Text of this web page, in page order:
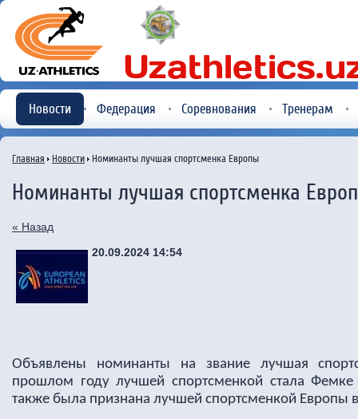
Новости Федерация Соревнования Тренерам
Главная Новости Номинанты лучшая спортсменка Европы
Номинанты лучшая спортсменка
« Назад
20.09.2024 14:54
Объявлены номинанты на звание лучшая
прошлом году лучшей спортсменкой стала
также была признана лучшей спортсменкой Европы